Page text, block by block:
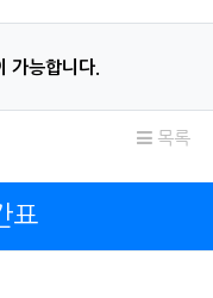
가능합니다.
목록
표